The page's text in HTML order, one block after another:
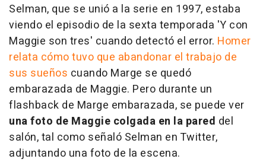
Selman, que se unió a la serie en 1997, estaba
viendo el episodio de la sexta temporada 'Y con
Maggie son tres' cuando detectó el error. Homer
relata cómo tuvo que abandonar el trabajo de
sus sueños cuando Marge se quedó
embarazada de Maggie. Pero durante un
flashback de Marge embarazada, se puede ver
una foto de Maggie colgada en la pared del
salón, tal como señaló Selman en Twitter,
adjuntando una foto de la escena.